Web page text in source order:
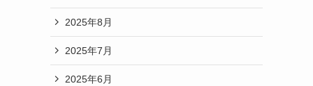
2025年8月
2025年7月
2025年6月